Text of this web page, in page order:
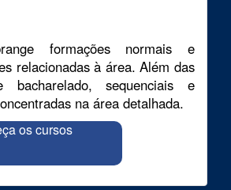
formações normais e
relacionadas à área. Além das
bacharelado, sequenciais e
na área detalhada.
os cursos